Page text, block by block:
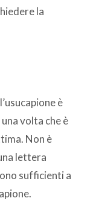
la
è
volta che è
Non è
lettera
sufficienti a